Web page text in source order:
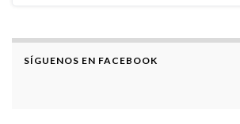
SÍGUENOS EN FACEBOOK